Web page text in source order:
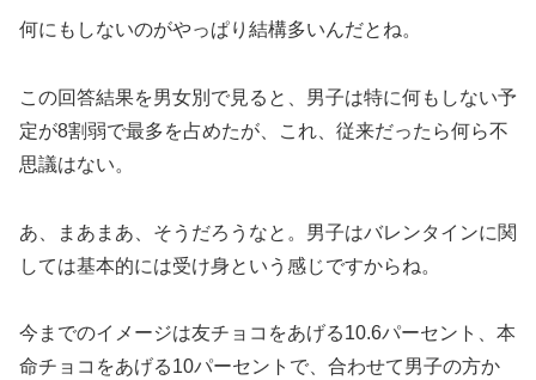
何にもしないのがやっぱり結構多いんだとね。
この回答結果を男女別で見ると、男子は特に何もしない予
定が8割弱で最多を占めたが、これ、従来だったら何ら不
思議はない。
あ、まあまあ、そうだろうなと。男子はバレンタインに関
しては基本的には受け身という感じですからね。
今までのイメージは友チョコをあげる10.6パーセント、本
命チョコをあげる10パーセントで、合わせて男子の方か